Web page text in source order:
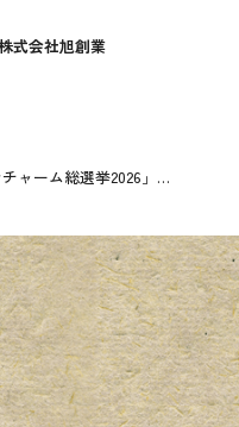
式会社旭創業
チャーム総選挙2026」…